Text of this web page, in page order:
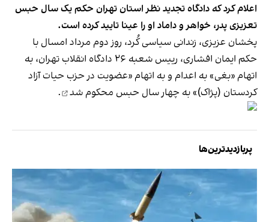
اعلام کرد که دادگاه تجدید نظر استان تهران حکم یک سال حبس
تعزیزی پدر، خواهر و داماد او را عینا تایید کرده است.
پخشان عزیزی، زندانی سیاسی کُرد، روز دوم مرداد امسال با
حکم ایمان افشاری، رییس شعبه ۲۶ دادگاه انقلاب تهران، به
اتهام «بغی» به اعدام و به اتهام «عضویت در حزب حیات آزاد
کردستان (پژاک)» به چهار سال حبس محکوم شد .
پربازدیدترین‌ها